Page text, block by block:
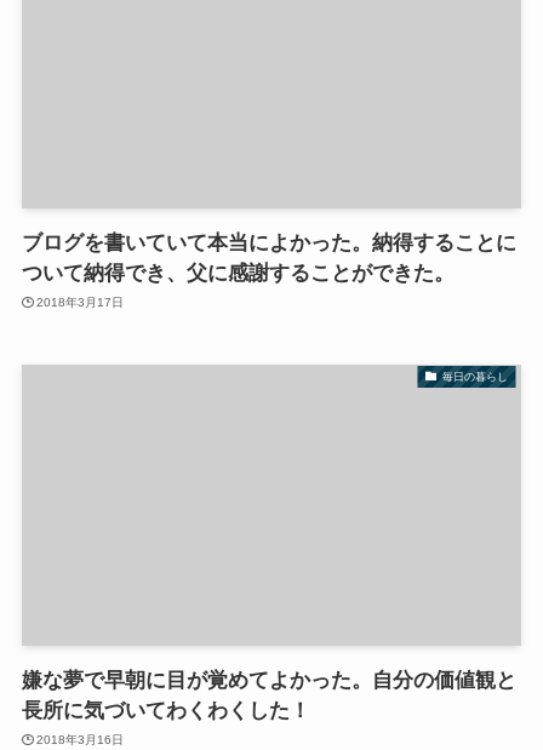
ブログを書いていて本当によかった。納得することに
ついて納得でき、父に感謝することができた。
2018年3月17日
毎日の暮らし
嫌な夢で早朝に目が覚めてよかった。自分の価値観と
長所に気づいてわくわくした！
2018年3月16日